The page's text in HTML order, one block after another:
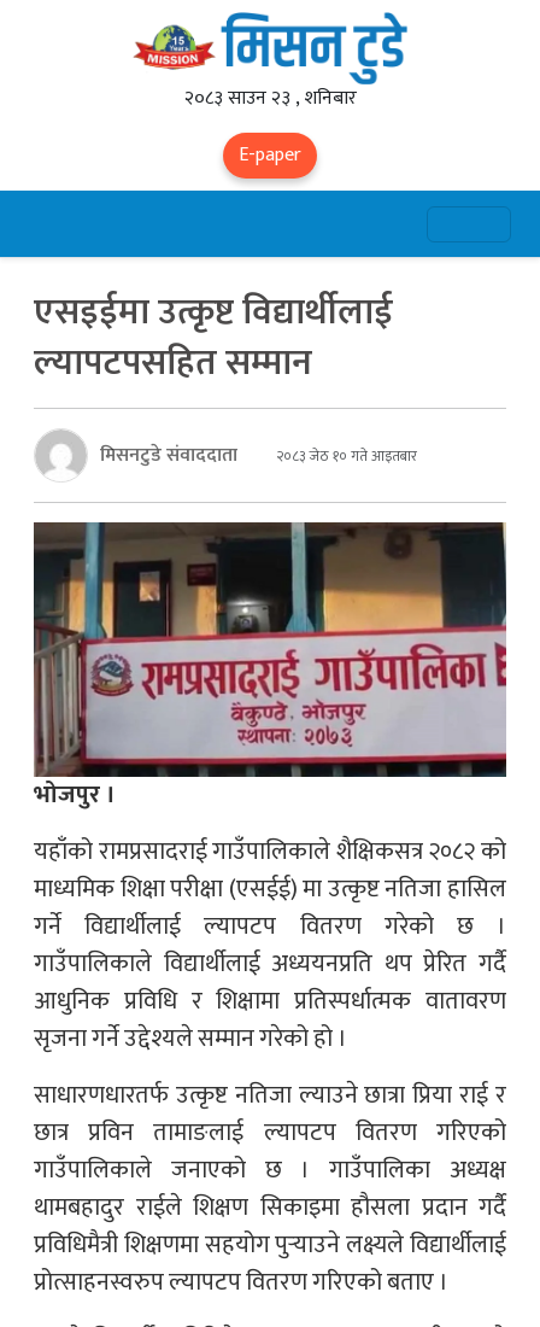
२०८३ साउन २३ , शनिबार
E-paper
एसइईमा उत्कृष्ट विद्यार्थीलाई
ल्यापटपसहित सम्मान
मिसनटुडे संवाददाता २०८३ जेठ १० गते आइतबार
भोजपुर ।
यहाँको रामप्रसादराई गाउँपालिकाले शैक्षिकसत्र २०८२ को
माध्यमिक शिक्षा परीक्षा (एसईई) मा उत्कृष्ट नतिजा हासिल
गर्ने विद्यार्थीलाई ल्यापटप वितरण गरेको छ ।
गाउँपालिकाले विद्यार्थीलाई अध्ययनप्रति थप प्रेरित गर्दै
आधुनिक प्रविधि र शिक्षामा प्रतिस्पर्धात्मक वातावरण
सृजना गर्ने उद्देश्यले सम्मान गरेको हो ।
साधारणधारतर्फ उत्कृष्ट नतिजा ल्याउने छात्रा प्रिया राई र
छात्र प्रविन तामाङलाई ल्यापटप वितरण गरिएको
गाउँपालिकाले जनाएको छ । गाउँपालिका अध्यक्ष
थामबहादुर राईले शिक्षण सिकाइमा हौसला प्रदान गर्दै
प्रविधिमैत्री शिक्षणमा सहयोग पुर्‍याउने लक्ष्यले विद्यार्थीलाई
प्रोत्साहनस्वरुप ल्यापटप वितरण गरिएको बताए ।